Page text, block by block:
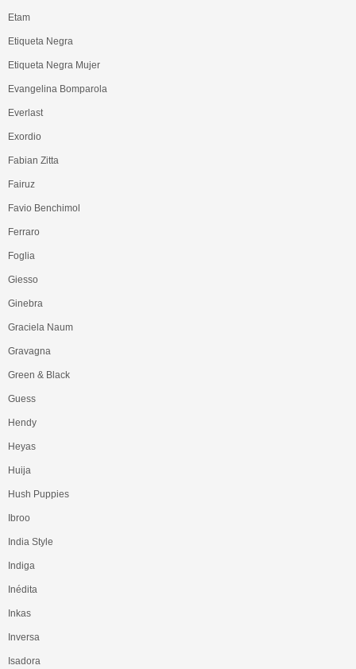
Etam
Etiqueta Negra
Etiqueta Negra Mujer
Evangelina Bomparola
Everlast
Exordio
Fabian Zitta
Fairuz
Favio Benchimol
Ferraro
Foglia
Giesso
Ginebra
Graciela Naum
Gravagna
Green & Black
Guess
Hendy
Heyas
Huija
Hush Puppies
Ibroo
India Style
Indiga
Inédita
Inkas
Inversa
Isadora